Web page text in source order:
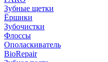
Зубные щетки
Ёршики
Зубочистки
Флоссы
Ополаскиватель
BioRepair